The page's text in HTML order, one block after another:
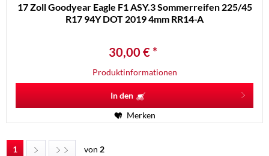
17 Zoll Goodyear Eagle F1 ASY.3 Sommerreifen 225/45
R17 94Y DOT 2019 4mm RR14-A
30,00 € *
Produktinformationen
In den
Merken
1 von 2